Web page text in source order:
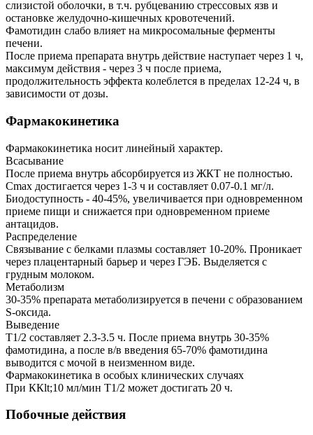
слизистой оболочки, в т.ч. рубцеванию стрессовых язв и
остановке желудочно-кишечных кровотечений.
Фамотидин слабо влияет на микросомальные ферменты
печени.
После приема препарата внутрь действие наступает через 1 ч,
максимум действия - через 3 ч после приема,
продолжительность эффекта колеблется в пределах 12-24 ч, в
зависимости от дозы.
Фармакокинетика
Фармакокинетика носит линейный характер.
Всасывание
После приема внутрь абсорбируется из ЖКТ не полностью.
Cmax достигается через 1-3 ч и составляет 0.07-0.1 мг/л.
Биодоступность - 40-45%, увеличивается при одновременном
приеме пищи и снижается при одновременном приеме
антацидов.
Распределение
Связывание с белками плазмы составляет 10-20%. Проникает
через плацентарный барьер и через ГЭБ. Выделяется с
грудным молоком.
Метаболизм
30-35% препарата метаболизируется в печени с образованием
S-оксида.
Выведение
T1/2 составляет 2.3-3.5 ч. После приема внутрь 30-35%
фамотидина, а после в/в введения 65-70% фамотидина
выводится с мочой в неизменном виде.
Фармакокинетика в особых клинических случаях
При ККlt;10 мл/мин T1/2 может достигать 20 ч.
Побочные действия